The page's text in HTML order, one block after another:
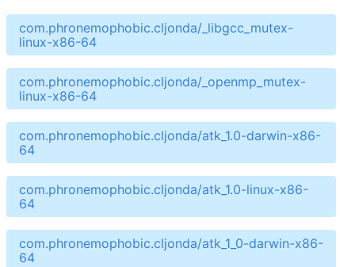
com.phronemophobic.cljonda/_libgcc_mutex-
linux-x86-64
com.phronemophobic.cljonda/_openmp_mutex-
linux-x86-64
com.phronemophobic.cljonda/atk_1.0-darwin-x86-
64
com.phronemophobic.cljonda/atk_1.0-linux-x86-
64
com.phronemophobic.cljonda/atk_1_0-darwin-x86-
64